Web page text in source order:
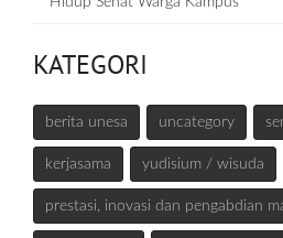
KATEGORI
berita unesa uncategory
kerjasama yudisium / wisuda
prestasi, inovasi dan pengabdian